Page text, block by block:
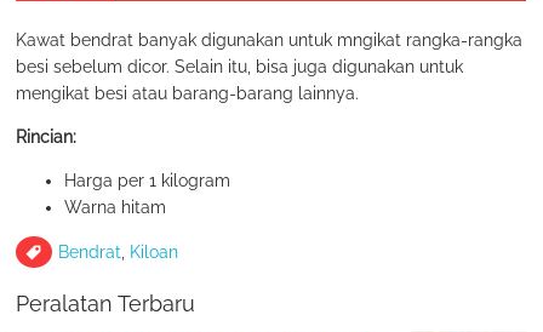
Kawat bendrat banyak digunakan untuk mngikat rangka-rangka
besi sebelum dicor. Selain itu, bisa juga digunakan untuk
mengikat besi atau barang-barang lainnya.
Rincian:
Harga per 1 kilogram
Warna hitam
Bendrat Kiloan
Peralatan Terbaru